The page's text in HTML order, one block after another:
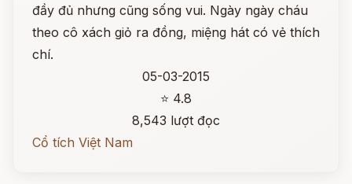
đầy đủ nhưng cũng sống vui. Ngày ngày cháu
theo cô xách giỏ ra đồng, miệng hát có vẻ thích
chí.
05-03-2015
⭐ 4.8
8,543 lượt đọc
Cổ tích Việt Nam